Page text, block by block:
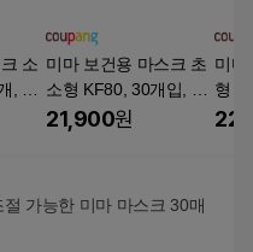
소
, 10
미마 보건용 마스크 초
소형 KF80, 30개입, 1
개, 흰색
21,900원
미마
형
개입
가능한 미마 마스크 30매